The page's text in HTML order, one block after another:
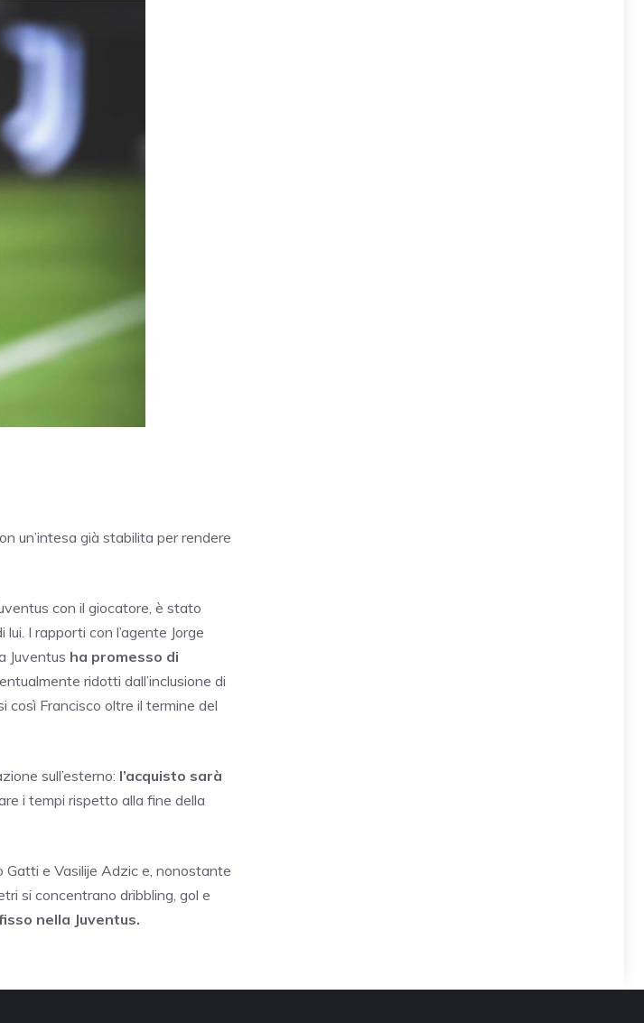
un’intesa già stabilita per rendere
con il giocatore, è stato
I rapporti con l’agente Jorge
Juventus ha promesso di
ridotti dall’inclusione di
così Francisco oltre il termine del
sull’esterno: l’acquisto sarà
i tempi rispetto alla fine della
Gatti e Vasilije Adzic e, nonostante
si concentrano dribbling, gol e
nella Juventus.